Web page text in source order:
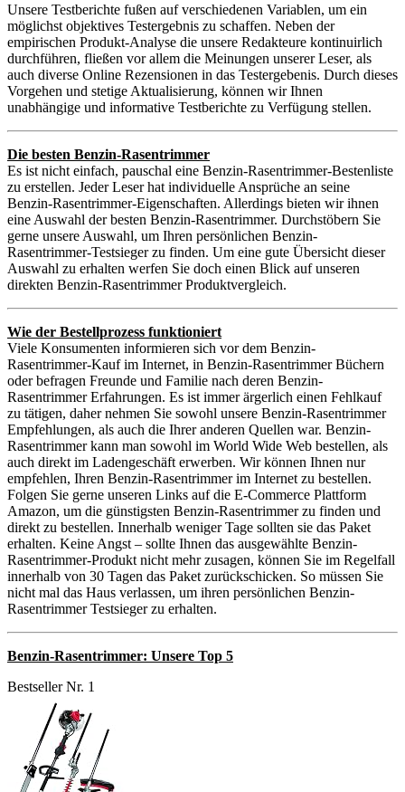
Unsere Testberichte fußen auf verschiedenen Variablen, um ein
möglichst objektives Testergebnis zu schaffen. Neben der
empirischen Produkt-Analyse die unsere Redakteure kontinuirlich
durchführen, fließen vor allem die Meinungen unserer Leser, als
auch diverse Online Rezensionen in das Testergebenis. Durch dieses
Vorgehen und stetige Aktualisierung, können wir Ihnen
unabhängige und informative Testberichte zu Verfügung stellen.
Die besten Benzin-Rasentrimmer
Es ist nicht einfach, pauschal eine Benzin-Rasentrimmer-Bestenliste
zu erstellen. Jeder Leser hat individuelle Ansprüche an seine
Benzin-Rasentrimmer-Eigenschaften. Allerdings bieten wir ihnen
eine Auswahl der besten Benzin-Rasentrimmer. Durchstöbern Sie
gerne unsere Auswahl, um Ihren persönlichen Benzin-
Rasentrimmer-Testsieger zu finden. Um eine gute Übersicht dieser
Auswahl zu erhalten werfen Sie doch einen Blick auf unseren
direkten Benzin-Rasentrimmer Produktvergleich.
Wie der Bestellprozess funktioniert
Viele Konsumenten informieren sich vor dem Benzin-
Rasentrimmer-Kauf im Internet, in Benzin-Rasentrimmer Büchern
oder befragen Freunde und Familie nach deren Benzin-
Rasentrimmer Erfahrungen. Es ist immer ärgerlich einen Fehlkauf
zu tätigen, daher nehmen Sie sowohl unsere Benzin-Rasentrimmer
Empfehlungen, als auch die Ihrer anderen Quellen war. Benzin-
Rasentrimmer kann man sowohl im World Wide Web bestellen, als
auch direkt im Ladengeschäft erwerben. Wir können Ihnen nur
empfehlen, Ihren Benzin-Rasentrimmer im Internet zu bestellen.
Folgen Sie gerne unseren Links auf die E-Commerce Plattform
Amazon, um die günstigsten Benzin-Rasentrimmer zu finden und
direkt zu bestellen. Innerhalb weniger Tage sollten sie das Paket
erhalten. Keine Angst – sollte Ihnen das ausgewählte Benzin-
Rasentrimmer-Produkt nicht mehr zusagen, können Sie im Regelfall
innerhalb von 30 Tagen das Paket zurückschicken. So müssen Sie
nicht mal das Haus verlassen, um ihren persönlichen Benzin-
Rasentrimmer Testsieger zu erhalten.
Benzin-Rasentrimmer: Unsere Top 5
Bestseller Nr. 1